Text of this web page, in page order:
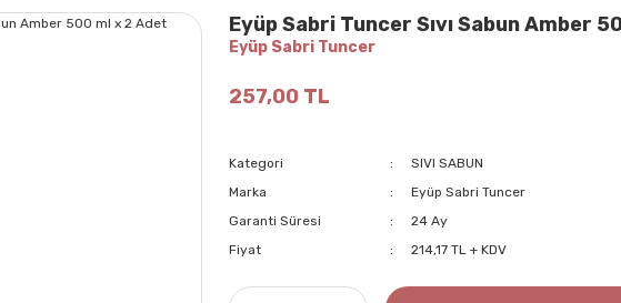
Eyüp Sabri Tuncer Sıvı Sabun Amber
Eyüp Sabri Tuncer
257,00 TL
Kategori
SIVI SABUN
Marka
Eyüp Sabri Tuncer
Garanti Süresi
24 Ay
Fiyat
214,17 TL + KDV